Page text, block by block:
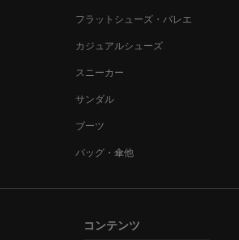
フラットシューズ・バレエ
カジュアルシューズ
スニーカー
サンダル
ブーツ
バッグ・傘他
コンテンツ